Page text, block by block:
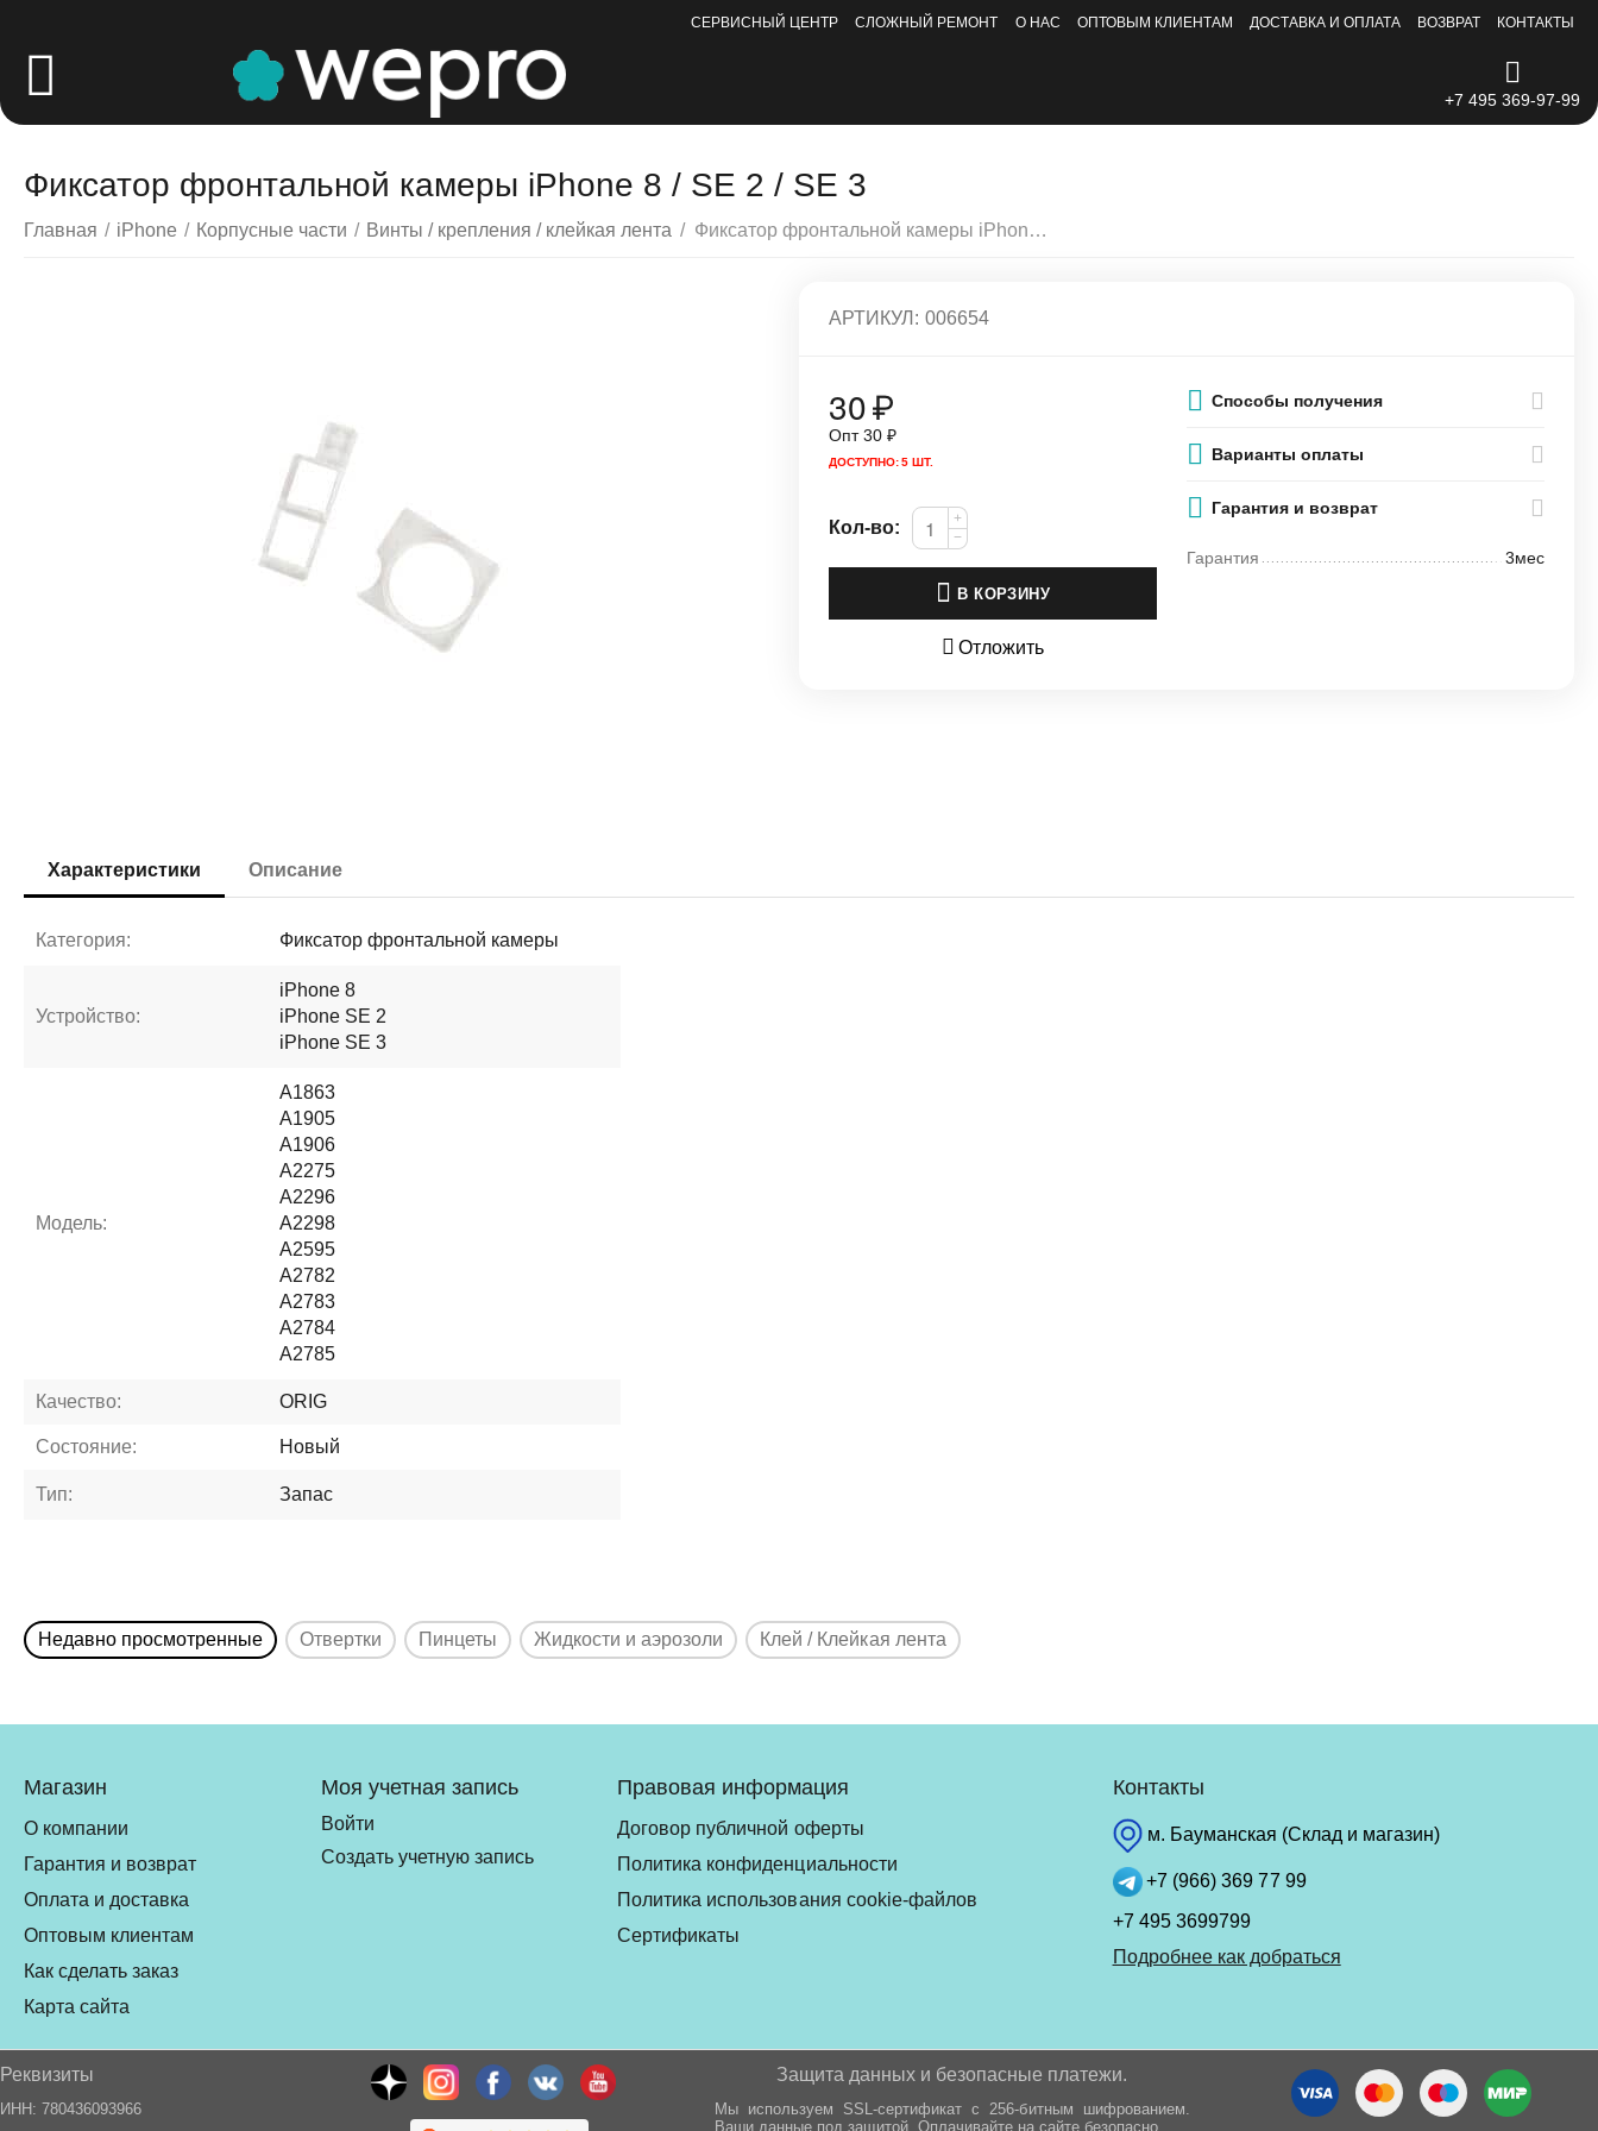
СЕРВИСНЫЙ ЦЕНТР СЛОЖНЫЙ РЕМОНТ О НАС ОПТОВЫМ КЛИЕНТАМ ДОСТАВКА И ОПЛАТА ВОЗВРАТ КОНТАКТЫ
+7 495 369-97-99
Фиксатор фронтальной камеры iPhone 8 / SE 2 / SE 3
Главная / iPhone / Корпусные части / Винты / крепления / клейкая лента / Фиксатор фронтальной камеры iPhone 8 / SE 2 / SE 3
АРТИКУЛ: 006654
30₽
Опт30 ₽
ДОСТУПНО:5 ШТ.
Кол-во:
+
−
В КОРЗИНУ
Отложить
Способы получения
Варианты оплаты
Гарантия и возврат
Гарантия 3мес
Характеристики Описание
Категория: Фиксатор фронтальной камеры
Устройство:
iPhone 8
iPhone SE 2
iPhone SE 3
Модель:
A1863
A1905
A1906
A2275
A2296
A2298
A2595
A2782
A2783
A2784
A2785
Качество: ORIG
Состояние: Новый
Тип: Запас
Недавно просмотренные Отвертки Пинцеты Жидкости и аэрозоли Клей / Клейкая лента
Магазин
О компании
Гарантия и возврат
Оплата и доставка
Оптовым клиентам
Как сделать заказ
Карта сайта
Моя учетная запись
Войти
Создать учетную запись
Правовая информация
Договор публичной оферты
Политика конфиденциальности
Политика использования cookie-файлов
Сертификаты
Контакты
м. Бауманская (Склад и магазин)
+7 (966) 369 77 99
+7 495 3699799
Подробнее как добраться
Реквизиты
ИНН: 780436093966
Защита данных и безопасные платежи.
Мы используем SSL-сертификат с 256-битным шифрованием.
Ваши данные под защитой. Оплачивайте на сайте безопасно.